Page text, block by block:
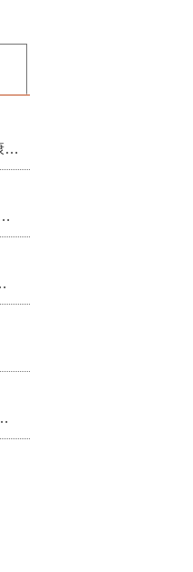
苗栗農村綠色照顧成果登上全國舞台！ 後龍水尾、埔頂社區前進2026高齡健康產業博覽會
專業人員進階培訓 深化調查實務能力 持續打造安全友善校園
旅展開賣主題遊程
儘速完成申繳，以免面臨滯納金及罰鍰!